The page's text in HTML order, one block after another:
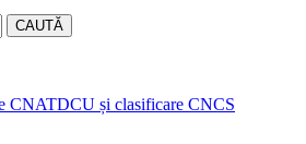
CAUTĂ
CNATDCU și clasificare CNCS